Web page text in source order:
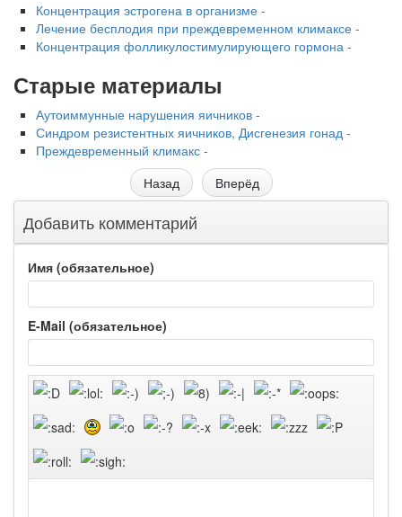
Концентрация эстрогена в организме -
Лечение бесплодия при преждевременном климаксе -
Концентрация фолликулостимулирую­щего гормона -
Старые материалы
Аутоиммунные нарушения яичников -
Синдром резистентных яичников, Дисгенезия гонад -
Преждевременный климакс -
Назад
Вперёд
Добавить комментарий
Имя (обязательное)
E-Mail (обязательное)